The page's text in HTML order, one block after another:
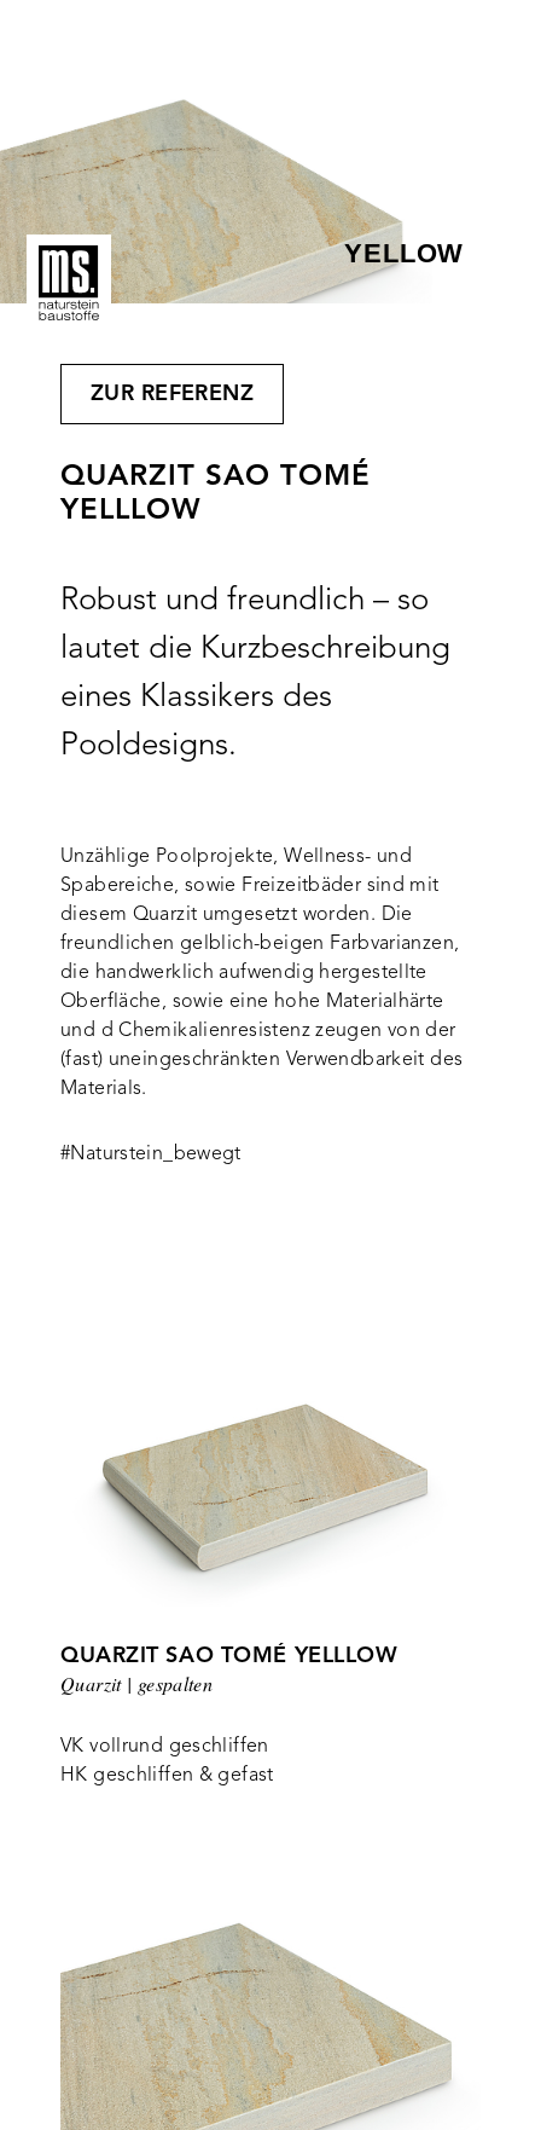
YELLOW
ZUR REFERENZ
QUARZIT SAO TOMÉ
YELLLOW
Robust und freundlich – so
lautet die Kurzbeschreibung
eines Klassikers des
Pooldesigns.
Unzählige Poolprojekte, Wellness- und
Spabereiche, sowie Freizeitbäder sind mit
diesem Quarzit umgesetzt worden. Die
freundlichen gelblich-beigen Farbvarianzen,
die handwerklich aufwendig hergestellte
Oberfläche, sowie eine hohe Materialhärte
und d Chemikalienresistenz zeugen von der
(fast) uneingeschränkten Verwendbarkeit des
Materials.
#Naturstein_bewegt
QUARZIT SAO TOMÉ YELLLOW
Quarzit | gespalten
VK vollrund geschliffen
HK geschliffen & gefast